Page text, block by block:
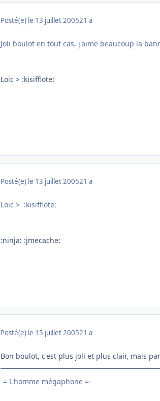
Posté(e) le 13 juillet 200521 a
Joli boulot en tout cas, j'aime beaucoup la
Loic > :kisifflote:
Posté(e) le 13 juillet 200521 a
Loic > :kisifflote:
:ninja: :jmecache:
Posté(e) le 15 juillet 200521 a
Bon boulot, c'est plus joli et plus clair, mais
-= L'homme mégaphone =-